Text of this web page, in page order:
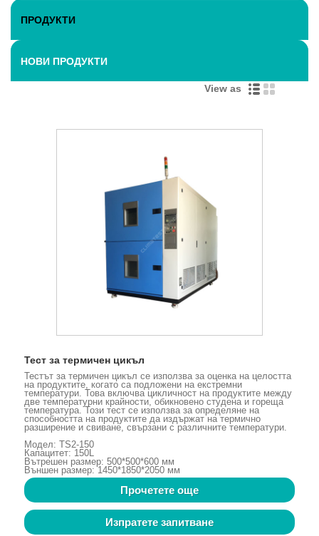
ПРОДУКТИ
НОВИ ПРОДУКТИ
View as
Тест за термичен цикъл
Тестът за термичен цикъл се използва за оценка на целостта
на продуктите, когато са подложени на екстремни
температури. Това включва цикличност на продуктите между
две температурни крайности, обикновено студена и гореща
температура. Този тест се използва за определяне на
способността на продуктите да издържат на термично
разширение и свиване, свързани с различните температури.
Модел: TS2-150
Капацитет: 150L
Вътрешен размер: 500*500*600 мм
Външен размер: 1450*1850*2050 мм
Прочетете още
Изпратете запитване